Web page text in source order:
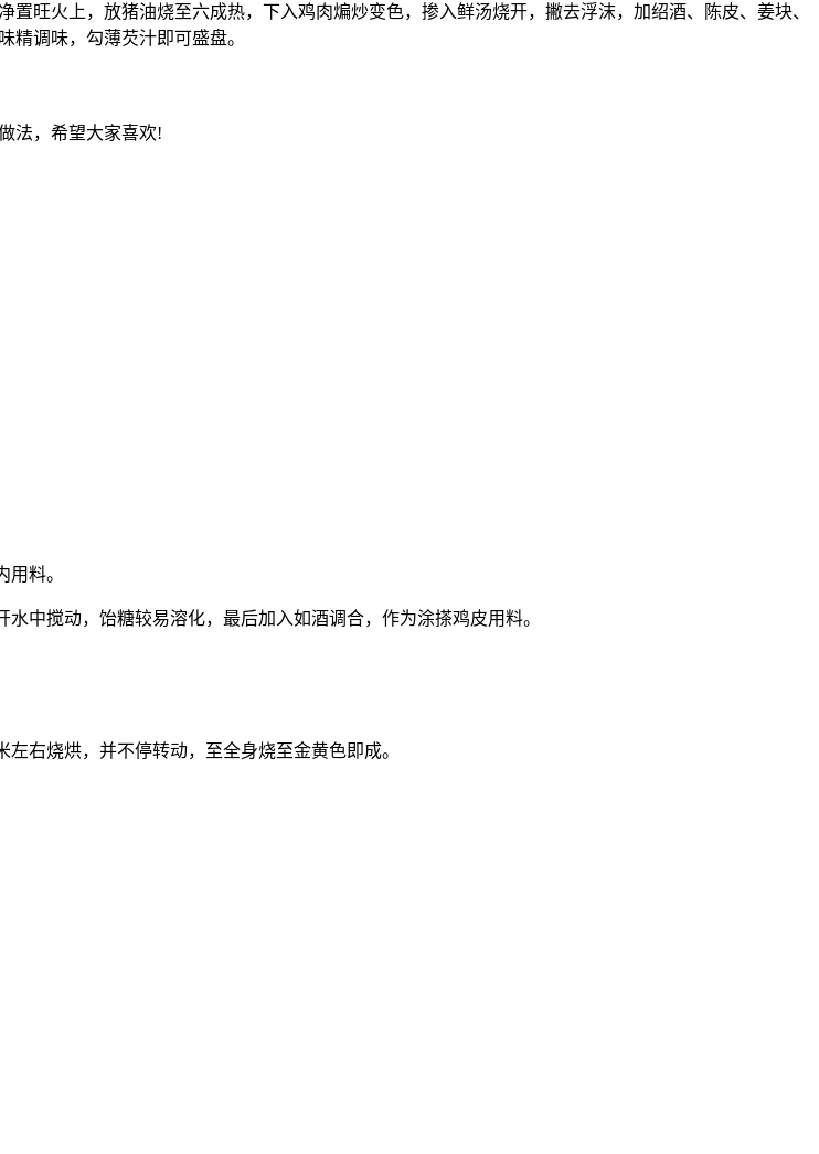
旺火上，放猪油烧至六成热，下入鸡肉煸炒变色，掺入鲜汤烧开，撇去浮沫，加绍酒、陈皮、姜块、
精调味，勾薄芡汁即可盛盘。
法，希望大家喜欢!
料。
中搅动，饴糖较易溶化，最后加入如酒调合，作为涂搽鸡皮用料。
右烧烘，并不停转动，至全身烧至金黄色即成。